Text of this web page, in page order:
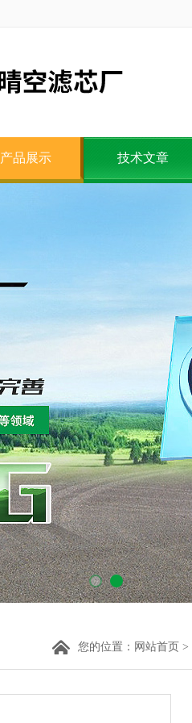
产品展示 技术文章
您的位置： 网站首页 >